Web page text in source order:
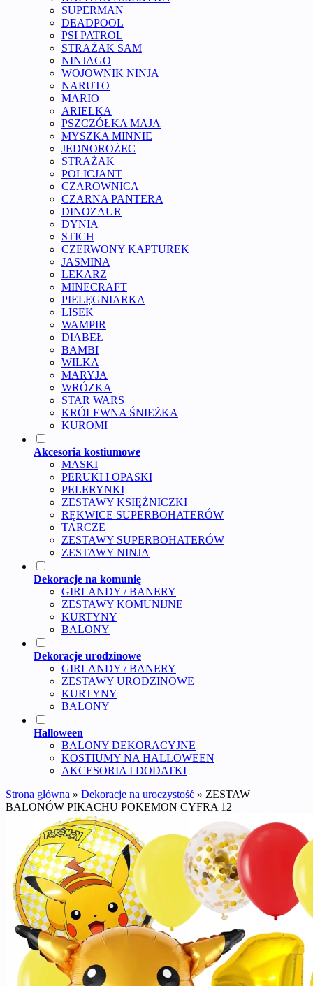
SUPERMAN
DEADPOOL
PSI PATROL
STRAŻAK SAM
NINJAGO
WOJOWNIK NINJA
NARUTO
MARIO
ARIELKA
PSZCZÓŁKA MAJA
MYSZKA MINNIE
JEDNOROŻEC
STRAŻAK
POLICJANT
CZAROWNICA
CZARNA PANTERA
DINOZAUR
DYNIA
STICH
CZERWONY KAPTUREK
JASMINA
LEKARZ
MINECRAFT
PIELĘGNIARKA
LISEK
WAMPIR
DIABEŁ
BAMBI
WILKA
MARYJA
WRÓZKA
STAR WARS
KRÓLEWNA ŚNIEŻKA
KUROMI
Akcesoria kostiumowe
MASKI
PERUKI I OPASKI
PELERYNKI
ZESTAWY KSIĘŻNICZKI
RĘKWICE SUPERBOHATERÓW
TARCZE
ZESTAWY SUPERBOHATERÓW
ZESTAWY NINJA
Dekoracje na komunię
GIRLANDY / BANERY
ZESTAWY KOMUNIJNE
KURTYNY
BALONY
Dekoracje urodzinowe
GIRLANDY / BANERY
ZESTAWY URODZINOWE
KURTYNY
BALONY
Halloween
BALONY DEKORACYJNE
KOSTIUMY NA HALLOWEEN
AKCESORIA I DODATKI
Strona główna » Dekoracje na uroczystość » ZESTAW
BALONÓW PIKACHU POKEMON CYFRA 12